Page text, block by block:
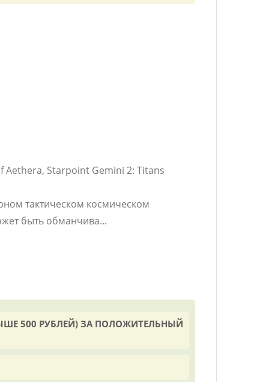
Starpoint Gemini 2: Titans
тактическом космическом
быть обманчива...
500 РУБЛЕЙ) ЗА ПОЛОЖИТЕЛЬНЫЙ